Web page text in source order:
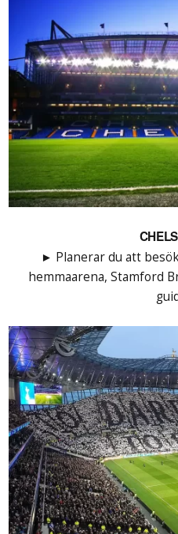
► Planerar du att
hemmaarena, Stamford